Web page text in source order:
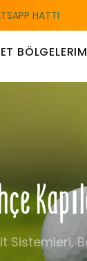
HATTI
Sistemleri,